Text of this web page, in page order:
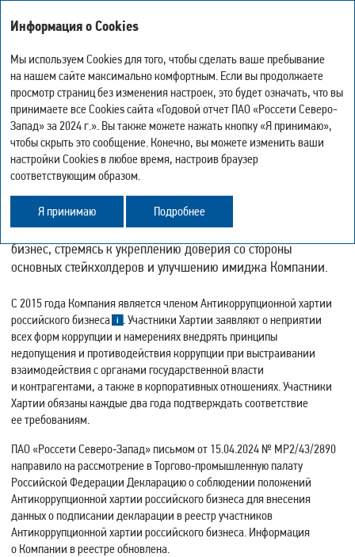
Искать
Мой отчёт -0+
Версия для печати
Скачать страницу в PDF
Центр загрузки
История просмотра
Карта сайта
Поделиться
Обратная связь
АНТИКОРРУПЦИОННАЯ ПОЛИТИКА
Подробнее о разделе «Антикоррупционная политика» в
версии
GRI 2‑23, GRI 2‑24, GRI 205‑2
«Россети Северо‑Запад» ведет честный и прозрачный
бизнес, стремясь к укреплению доверия со стороны
основных стейкхолдеров и улучшению имиджа Компании.
С 2015 года Компания является членом Антикоррупционной хартии
российского бизнеса
. Участники Хартии заявляют о неприятии
всех форм коррупции и намерениях внедрять принципы
недопущения и противодействия коррупции при выстраивании
взаимодействия с органами государственной власти
и контрагентами, а также в корпоративных отношениях. Участники
Хартии обязаны каждые два года подтверждать соответствие
ее требованиям.
ПАО «Россети Северо‑Запад» письмом от 15.04.2024 № МР2/43/2890
направило на рассмотрение в Торгово‑промышленную палату
Российской Федерации Декларацию о соблюдении положений
Антикоррупционной хартии российского бизнеса для внесения
данных о подписании декларации в реестр участников
Антикоррупционной хартии российского бизнеса. Информация
о Компании в реестре обновлена.
Информация о Cookies
Мы используем Cookies для того, чтобы сделать ваше пребывание
на нашем сайте максимально комфортным. Если вы продолжаете
просмотр страниц без изменения настроек, это будет означать, что вы
принимаете все Cookies сайта «Годовой отчет ПАО «Россети Северо-
Запад» за 2024 г.». Вы также можете нажать кнопку «Я принимаю»,
чтобы скрыть это сообщение. Конечно, вы можете изменить ваши
настройки Cookies в любое время, настроив браузер
соответствующим образом.
Я принимаю Подробнее